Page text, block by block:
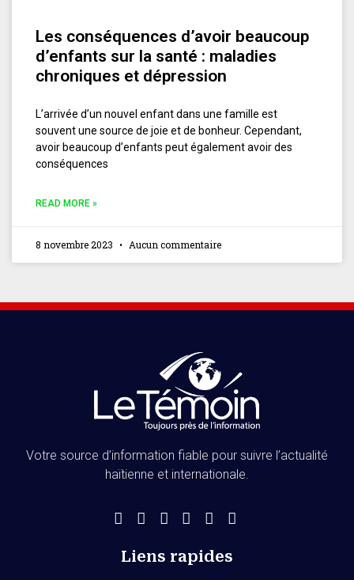
Les conséquences d’avoir beaucoup
d’enfants sur la santé : maladies
chroniques et dépression
L’arrivée d’un nouvel enfant dans une famille est
souvent une source de joie et de bonheur. Cependant,
avoir beaucoup d’enfants peut également avoir des
conséquences
READ MORE »
8 novembre 2023 Aucun commentaire
Votre source d’information fiable pour suivre l’actualité
haïtienne et internationale.
Liens rapides